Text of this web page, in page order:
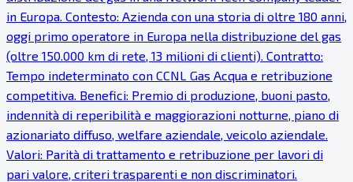
in Europa. Contesto: Azienda con una storia di oltre 180 anni,
oggi primo operatore in Europa nella distribuzione del gas
(oltre 150.000 km di rete, 13 milioni di clienti). Contratto:
Tempo indeterminato con CCNL Gas Acqua e retribuzione
competitiva. Benefici: Premio di produzione, buoni pasto,
indennità di reperibilità e maggiorazioni notturne, piano di
azionariato diffuso, welfare aziendale, veicolo aziendale.
Valori: Parità di trattamento e retribuzione per lavori di
pari valore, criteri trasparenti e non discriminatori.